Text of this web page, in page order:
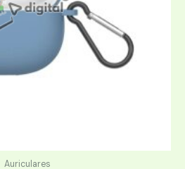
Auriculares